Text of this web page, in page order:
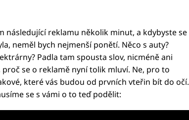
následující reklamu několik minut, a kdybyste se
neměl bych nejmenší ponětí. Něco s auty?
Padla tam spousta slov, nicméně ani
se o reklamě nyní tolik mluví. Ne, pro to
které vás budou od prvních vteřin bít do očí.
se s vámi o to teď podělit: